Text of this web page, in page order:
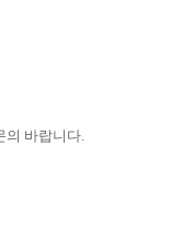
의 바랍니다.